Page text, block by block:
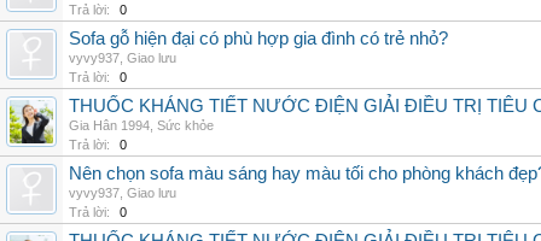
Trả lời:
0
Sofa gỗ hiện đại có phù hợp gia đình có trẻ nhỏ?
vyvy937 Giao lưu
Trả lời:
0
THUỐC KHÁNG TIẾT NƯỚC ĐIỆN GIẢI ĐIỀU TRỊ TIÊU
Gia Hân 1994 Sức khỏe
Trả lời:
0
Nên chọn sofa màu sáng hay màu tối cho phòng khách
vyvy937 Giao lưu
Trả lời:
0